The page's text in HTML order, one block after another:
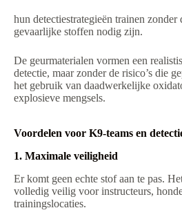
hun detectiestrategieën trainen zonder
gevaarlijke stoffen nodig zijn.
De geurmaterialen vormen een
detectie, maar zonder de risico’s die
het gebruik van daadwerkelijke
explosieve mengsels.
Voordelen voor K9-teams en
1. Maximale veiligheid
Er komt geen echte stof aan te pas.
volledig veilig voor instructeurs,
trainingslocaties.